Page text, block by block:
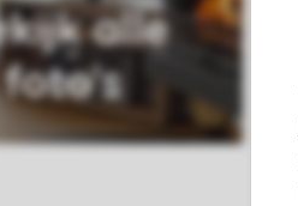
alle
foto's